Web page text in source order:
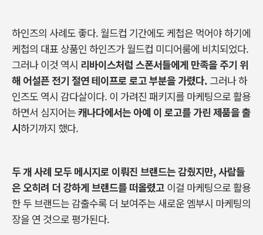
하인즈의 사례도좋다. 월드컵 기간에도 케첩은 먹어야하기에
케첩의 대표 상품인 하인즈가 월드컵 미디어룸에 비치되었다.
그러나 이것 역시 리바이스처럼 스폰서들에게 만족을 주기 위
해 어설픈 전기 절연테이프로로고부분을 가렸다. 그러나하
인즈도 역시 감다살이다. 이 가려진 패키지를 마케팅으로 활용
하면서 심지어는캐나다에서는아예 이 로고를 가린제품을출
시하기까지 했다.
두개사례 모두 메시지로 이뤄진 브랜드는감췄지만,사람들
은오히려 더 강하게브랜드를 떠올렸고 이걸 마케팅으로 활용
한두 브랜드는 감출수록 더 보여주는새로운 엠부시 마케팅의
장을 연 것으로 평가된다.